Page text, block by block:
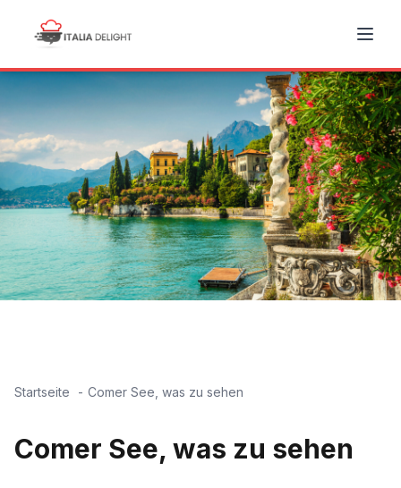
Startseite Comer See, was zu sehen
Comer See, was zu sehen